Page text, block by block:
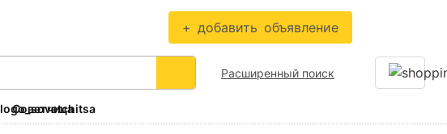
+ добавить объявление
Расширенный поиск
Советчица